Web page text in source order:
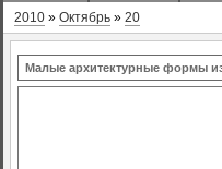
2010 » Октябрь » 20
Малые архитектурные формы